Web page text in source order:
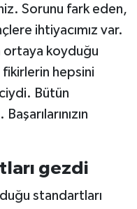
Sorunu fark eden,
ihtiyacımız var.
ortaya koyduğu
hepsini
Bütün
gezdi
standartları